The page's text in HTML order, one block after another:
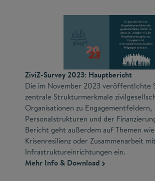
ZiviZ-Survey 2023: Hauptbericht
Die im November 2023 veröffentlchte
zentrale Strukturmerkmale
Organisationen zu Engagementfeldern,
Personalstrukturen und der
Bericht geht außerdem auf Themen
Krisenresilienz oder Zusammenarbeit mit
Infrastruktureinrichtungen ein.
Mehr Info & Download